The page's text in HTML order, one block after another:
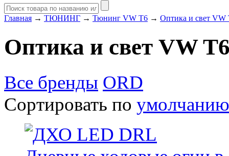
Главная → ТЮНИНГ → Тюнинг VW T6 → Оптика и свет VW
Оптика и свет VW
Все бренды ORD
Сортировать по умолчанию